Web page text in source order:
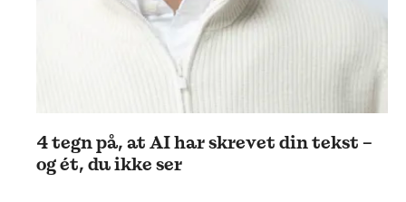
4 tegn på, at AI har skrevet din tekst –
og ét, du ikke ser